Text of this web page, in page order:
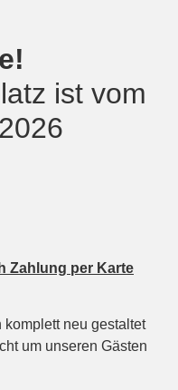
ist vom
Zahlung per Karte
neu gestaltet
um unseren Gästen